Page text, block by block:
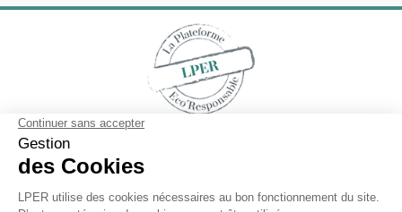
Contactez-nous
En savoir plus